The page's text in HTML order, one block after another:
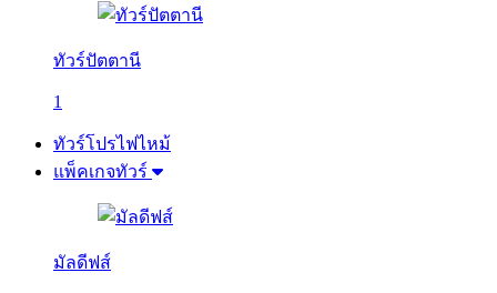
ทัวร์ปัตตานี
1
ทัวร์โปรไฟไหม้
แพ็คเกจทัวร์
มัลดีฟส์